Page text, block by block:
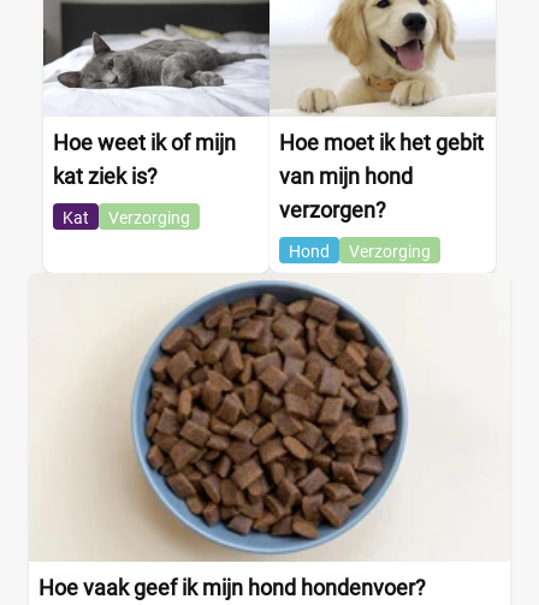
Hoe weet ik of mijn
kat ziek is?
Kat Verzorging
Hoe moet ik het gebit
van mijn hond
verzorgen?
Hond Verzorging
Hoe vaak geef ik mijn hond hondenvoer?